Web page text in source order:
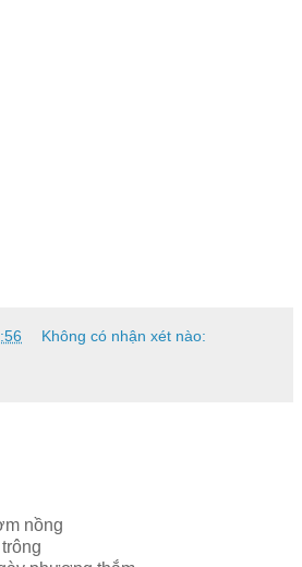
Không có nhận xét nào:
nồng